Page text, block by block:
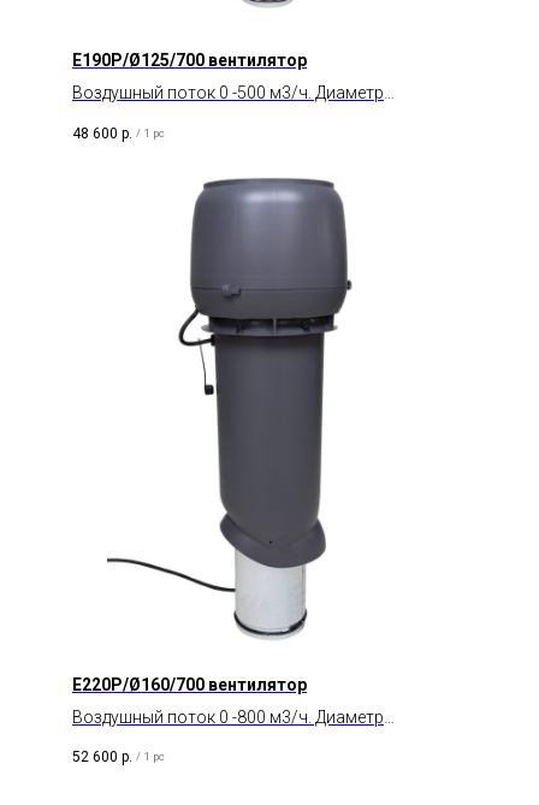
E190P/Ø125/700 вентилятор
Воздушный поток 0 -500 м3/ч. Диаметр
48 600 р. / 1 pc
E220P/Ø160/700 вентилятор
Воздушный поток 0 -800 м3/ч. Диаметр
52 600 р. / 1 pc